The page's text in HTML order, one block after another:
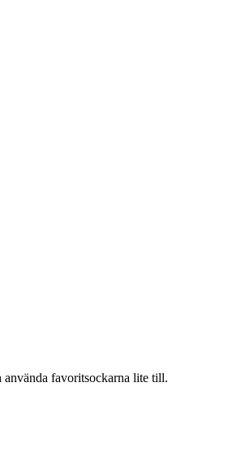
använda favoritsockarna lite till.